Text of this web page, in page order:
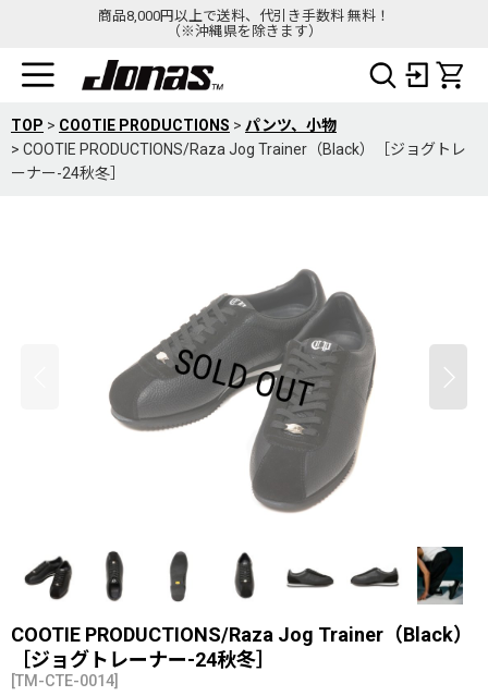
商品8,000円以上で送料、代引き手数料 無料！
（※沖縄県を除きます）
TOP > COOTIE PRODUCTIONS > パンツ、小物
> COOTIE PRODUCTIONS/Raza Jog Trainer（Black）［ジョグトレ
ーナー-24秋冬］
COOTIE PRODUCTIONS/Raza Jog Trainer（Black）
［ジョグトレーナー-24秋冬］
[TM-CTE-0014]